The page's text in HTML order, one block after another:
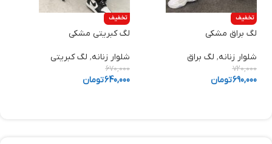
تخفیف
لگ براق مشکی
شلوار زنانه, لگ براق
720,000
690,000تومان
تخفیف
لگ کبریتی مشکی
شلوار زنانه, لگ کبریتی
670,000
640,000تومان